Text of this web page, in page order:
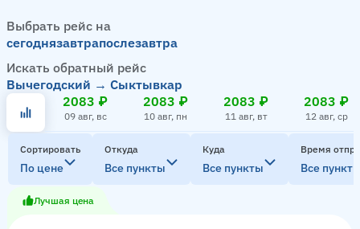
Выбрать рейс на
сегоднязавтрапослезавтра
Искать обратный рейс
Вычегодский → Сыктывкар
2083 ₽
09 авг, вс
2083 ₽
10 авг, пн
2083 ₽
11 авг, вт
2083 ₽
12 авг, ср
Сортировать
По цене
Откуда
Все пункты
Куда
Все пункты
Время
Все
Лучшая цена